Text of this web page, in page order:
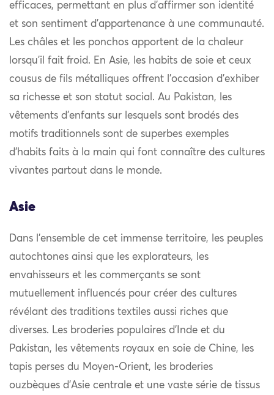
efficaces, permettant en plus d’affirmer son identité
et son sentiment d’appartenance à une communauté.
Les châles et les ponchos apportent de la chaleur
lorsqu’il fait froid. En Asie, les habits de soie et ceux
cousus de fils métalliques offrent l’occasion d’exhiber
sa richesse et son statut social. Au Pakistan, les
vêtements d’enfants sur lesquels sont brodés des
motifs traditionnels sont de superbes exemples
d’habits faits à la main qui font connaître des cultures
vivantes partout dans le monde.
Asie
Dans l’ensemble de cet immense territoire, les peuples
autochtones ainsi que les explorateurs, les
envahisseurs et les commerçants se sont
mutuellement influencés pour créer des cultures
révélant des traditions textiles aussi riches que
diverses. Les broderies populaires d’Inde et du
Pakistan, les vêtements royaux en soie de Chine, les
tapis perses du Moyen-Orient, les broderies
ouzbèques d’Asie centrale et une vaste série de tissus